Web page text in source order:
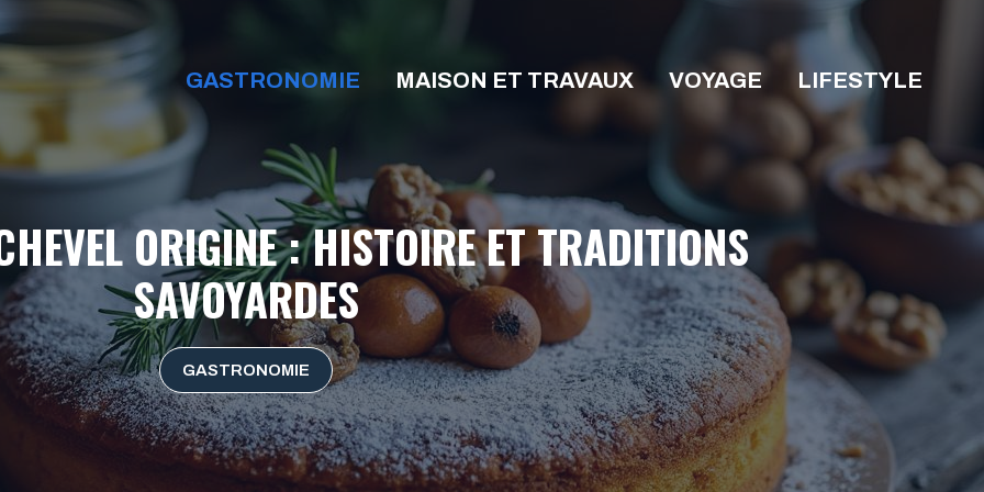
GASTRONOMIE MAISON ET TRAVAUX VOYAGE LIFESTYLE
ORIGINE : HISTOIRE ET TRADITIONS
SAVOYARDES
GASTRONOMIE